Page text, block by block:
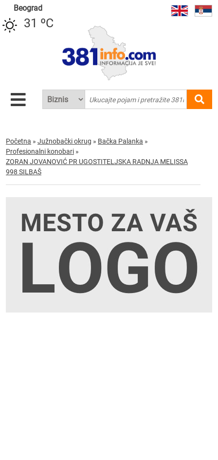
Beograd
31 ºC
Početna » Južnobački okrug » Bačka Palanka »
Profesionalni konobari »
ZORAN JOVANOVIĆ PR UGOSTITELJSKA RADNJA MELISSA
998 SILBAŠ